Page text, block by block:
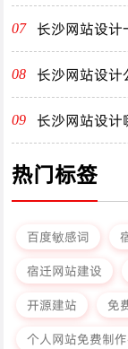
07 长沙网站设计
08 长沙网站设
09 长沙网站设
热门标签
百度敏感词
宿迁网站建设
开源建站
免
个人网站免费制